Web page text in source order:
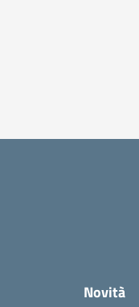
Novità